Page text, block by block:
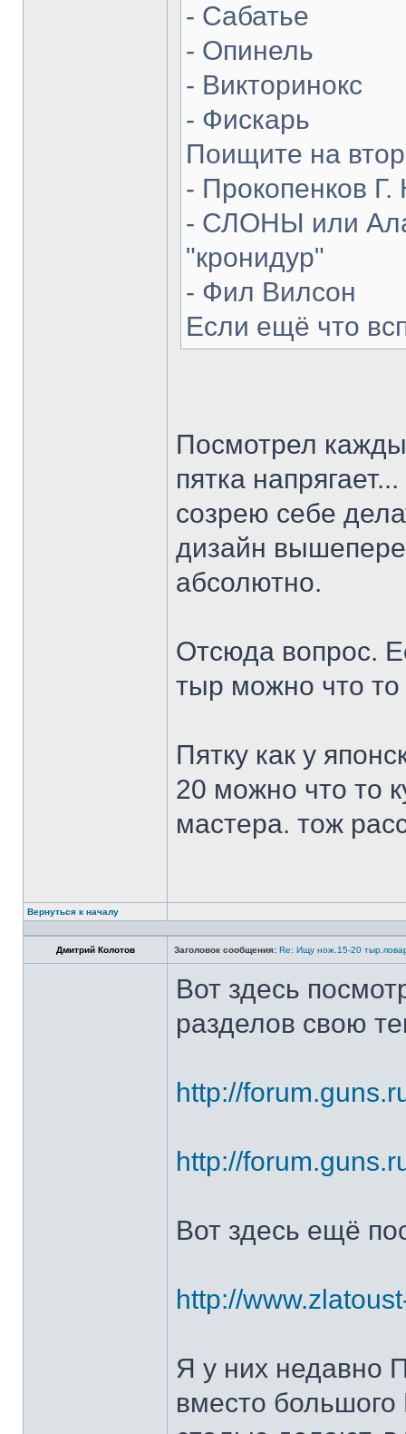
- Сабатье
- Опинель
- Викторинокс
- Фискарь
Поищите на
- Прокопенков Г.
- СЛОНЫ или
"кронидур"
- Фил Вилсон
Если ещё что
Посмотрел
пятка
созрею себе
дизайн
абсолютно.
Отсюда вопрос.
тыр можно что
Пятку как у
20 можно что то
мастера. тож
Вернуться к началу
Дмитрий Колотов Заголовок сообщения: Re: Ищу нож.15-20
Вот здесь
разделов свою
http://
http://
Вот здесь ещё
http://
Я у них недавно
вместо